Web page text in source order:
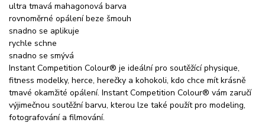
ultra tmavá mahagonová barva
rovnoměrné opálení beze šmouh
snadno se aplikuje
rychle schne
snadno se smývá
Instant Competition Colour® je ideální pro soutěžící physique,
fitness modelky, herce, herečky a kohokoli, kdo chce mít krásně
tmavé okamžité opálení. Instant Competition Colour® vám zaručí
výjimečnou soutěžní barvu, kterou lze také použít pro modeling,
fotografování a filmování.